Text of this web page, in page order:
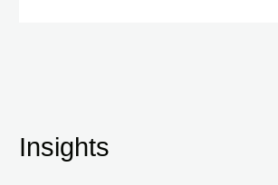
Insights